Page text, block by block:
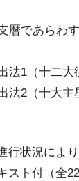
暦であらわす
1（十二大
2（十大主
状況により
ト付（全22